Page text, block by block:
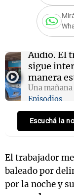
Audio. El
sigue
manera
Una
Episodios
Escuchá la
El trabajador
baleado por
por la noche y